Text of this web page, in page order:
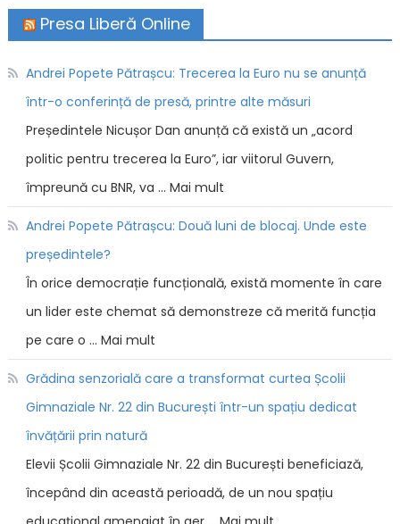
Presa Liberă Online
Andrei Popete Pătrașcu: Trecerea la Euro nu se anunță
într-o conferință de presă, printre alte măsuri
Președintele Nicușor Dan anunță că există un „acord
politic pentru trecerea la Euro”, iar viitorul Guvern,
împreună cu BNR, va … Mai mult
Andrei Popete Pătrașcu: Două luni de blocaj. Unde este
președintele?
În orice democrație funcțională, există momente în care
un lider este chemat să demonstreze că merită funcția
pe care o … Mai mult
Grădina senzorială care a transformat curtea Școlii
Gimnaziale Nr. 22 din București într-un spațiu dedicat
învățării prin natură
Elevii Școlii Gimnaziale Nr. 22 din București beneficiază,
începând din această perioadă, de un nou spațiu